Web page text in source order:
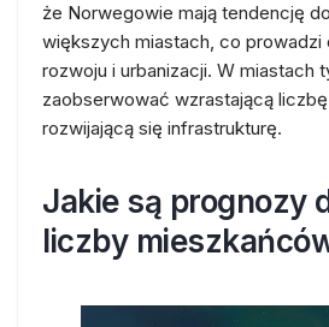
że Norwegowie mają tendencję
większych miastach, co prowadzi
rozwoju i urbanizacji. W miastach
zaobserwować wzrastającą
rozwijającą się infrastrukturę.
Jakie są prognozy
liczby